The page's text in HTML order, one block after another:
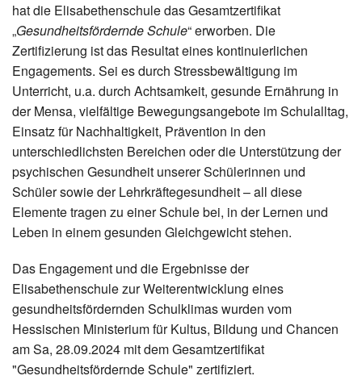
hat die Elisabethenschule das Gesamtzertifikat
„Gesundheitsfördernde Schule“ erworben. Die
Zertifizierung ist das Resultat eines kontinuierlichen
Engagements. Sei es durch Stressbewältigung im
Unterricht, u.a. durch Achtsamkeit, gesunde Ernährung in
der Mensa, vielfältige Bewegungsangebote im Schulalltag,
Einsatz für Nachhaltigkeit, Prävention in den
unterschiedlichsten Bereichen oder die Unterstützung der
psychischen Gesundheit unserer Schülerinnen und
Schüler sowie der Lehrkräftegesundheit – all diese
Elemente tragen zu einer Schule bei, in der Lernen und
Leben in einem gesunden Gleichgewicht stehen.
Das Engagement und die Ergebnisse der
Elisabethenschule zur Weiterentwicklung eines
gesundheitsfördernden Schulklimas wurden vom
Hessischen Ministerium für Kultus, Bildung und Chancen
am Sa, 28.09.2024 mit dem Gesamtzertifikat
"Gesundheitsfördernde Schule" zertifiziert.